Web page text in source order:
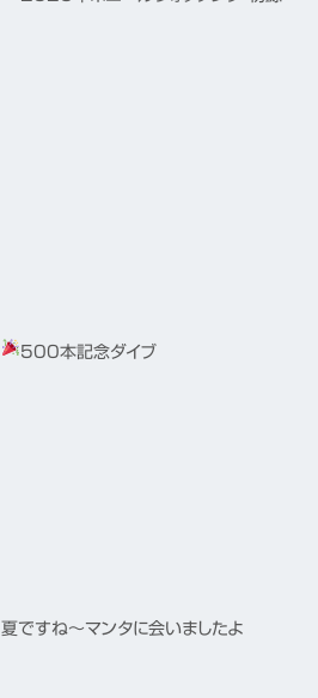
500本記念ダイブ
夏ですね～マンタに会いましたよ